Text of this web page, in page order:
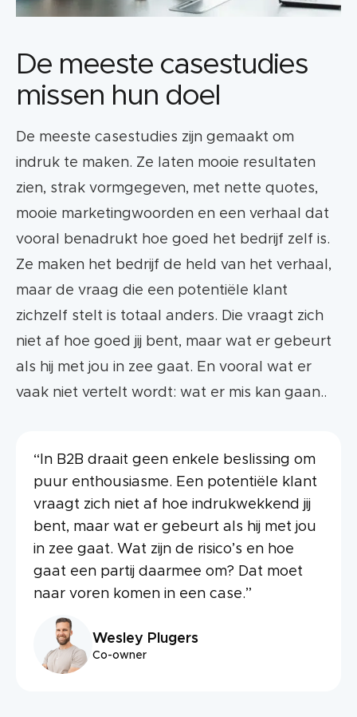
De meeste casestudies
missen hun doel
De meeste casestudies zijn gemaakt om
indruk te maken. Ze laten mooie resultaten
zien, strak vormgegeven, met nette quotes,
mooie marketingwoorden en een verhaal dat
vooral benadrukt hoe goed het bedrijf zelf is.
Ze maken het bedrijf de held van het verhaal,
maar de vraag die een potentiële klant
zichzelf stelt is totaal anders. Die vraagt zich
niet af hoe goed jij bent, maar wat er gebeurt
als hij met jou in zee gaat. En vooral wat er
vaak niet vertelt wordt: wat er mis kan gaan..
“In B2B draait geen enkele beslissing om
puur enthousiasme. Een potentiële klant
vraagt zich niet af hoe indrukwekkend jij
bent, maar wat er gebeurt als hij met jou
in zee gaat. Wat zijn de risico’s en hoe
gaat een partij daarmee om? Dat moet
naar voren komen in een case.”
Wesley Plugers
Co-owner